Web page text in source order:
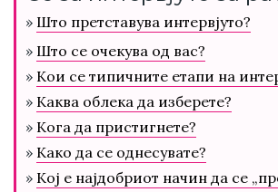
» Што претставува интервјуто?
» Што се очекува од вас?
» Кои се типичните етапи на
» Каква облека да изберете?
» Кога да пристигнете?
» Како да се однесувате?
» Кој е најдобриот начин да се